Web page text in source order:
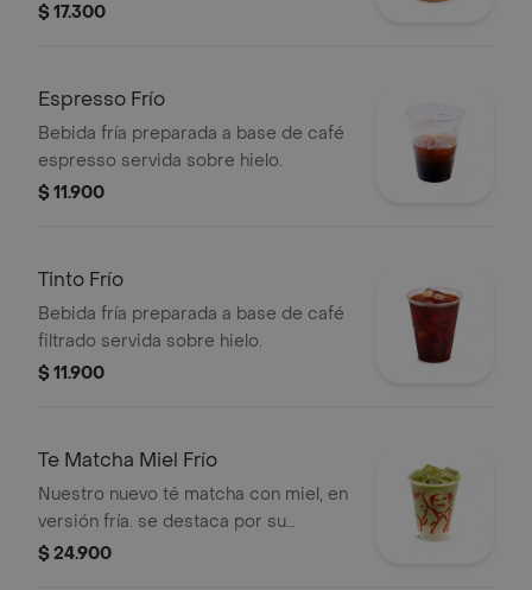
$ 17.300
Espresso Frío
Bebida fría preparada a base de café
espresso servida sobre hielo.
$ 11.900
Tinto Frío
Bebida fría preparada a base de café
filtrado servida sobre hielo.
$ 11.900
Te Matcha Miel Frío
Nuestro nuevo té matcha con miel, en
versión fría. se destaca por su
refrescancia y el reconocido sabor
$ 24.900